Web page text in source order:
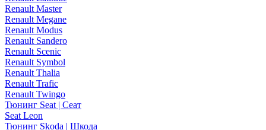
Renault Master
Renault Megane
Renault Modus
Renault Sandero
Renault Scenic
Renault Symbol
Renault Thalia
Renault Trafic
Renault Twingo
Тюнинг Seat | Сеат
Seat Leon
Тюнинг Skoda | Шкода